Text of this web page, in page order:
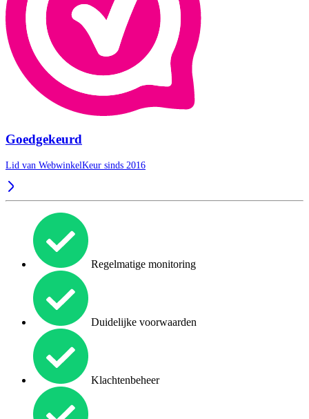
Goedgekeurd
Lid van WebwinkelKeur sinds 2016
Regelmatige monitoring
Duidelijke voorwaarden
Klachtenbeheer